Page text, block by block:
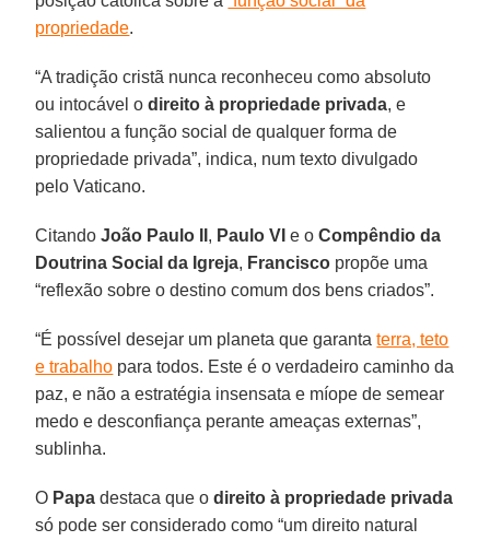
propriedade.
“A tradição cristã nunca reconheceu como absoluto
ou intocável odireito à propriedade privada, e
salientou a função social de qualquer forma de
propriedade privada”, indica, num texto divulgado
pelo Vaticano.
CitandoJoão Paulo II , Paulo VIe oCompêndio da
Doutrina Social da Igreja, Francisco propõe uma
“reflexão sobre o destino comum dos bens criados”.
“É possível desejar um planeta que garantaterra, teto
e trabalho para todos. Este é o verdadeiro caminho da
paz, e não a estratégia insensata e míope de semear
medo e desconfiança perante ameaças externas”,
sublinha.
O Papa destaca que odireito à propriedade privada
só pode ser considerado como “um direito natural